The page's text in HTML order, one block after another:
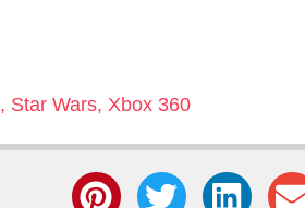
, Star Wars, Xbox 360